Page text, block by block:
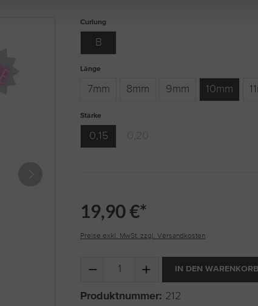
19,90 €*
Preise exkl. MwSt. zzgl. Versandkosten
Curlung
B
Länge
7mm 8mm 9mm 10mm
Stärke
0,15
Produkt Anzahl: Gib den gewünschten
IN DEN WARENKORB
Produktnummer: 212